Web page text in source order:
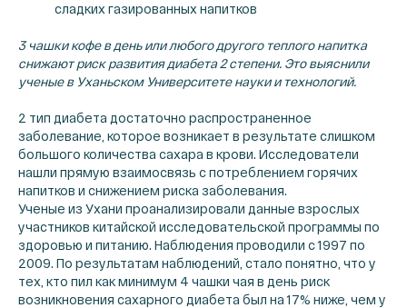
сладких газированных напитков
3 чашки кофе в день или любого другого теплого напитка
снижают риск развития диабета 2 степени. Это выяснили
ученые в Уханьском Университете науки и технологий.
2 тип диабета достаточно распространенное
заболевание, которое возникает в результате слишком
большого количества сахара в крови. Исследователи
нашли прямую взаимосвязь с потреблением горячих
напитков и снижением риска заболевания.
Ученые из Ухани проанализировали данные взрослых
участников китайской исследовательской программы по
здоровью и питанию. Наблюдения проводили с 1997 по
2009. По результатам наблюдений, стало понятно, что у
тех, кто пил как минимум 4 чашки чая в день риск
возникновения сахарного диабета был на 17% ниже, чем у